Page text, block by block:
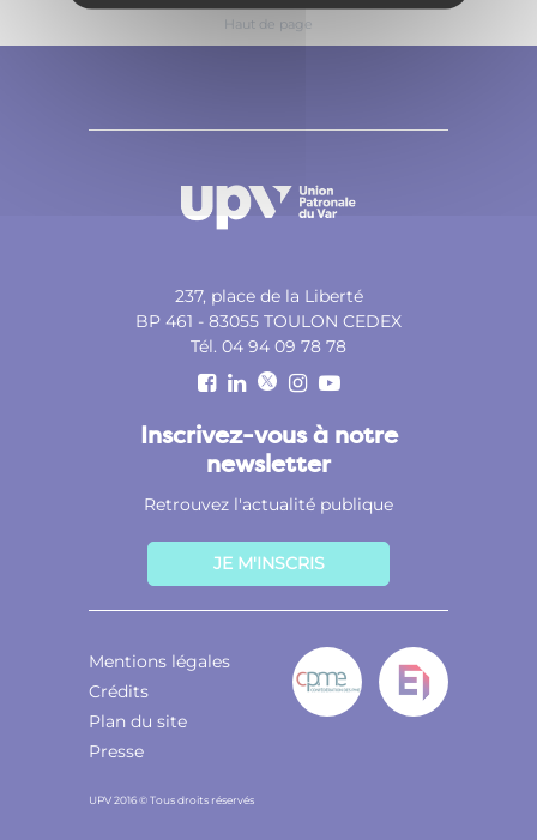
Haut de page
237, place de la Liberté
BP 461 - 83055 TOULON CEDEX
Tél. 04 94 09 78 78
Inscrivez-vous à notre
newsletter
Retrouvez l'actualité publique
JE M'INSCRIS
Mentions légales
Crédits
Plan du site
Presse
UPV 2016 © Tous droits réservés